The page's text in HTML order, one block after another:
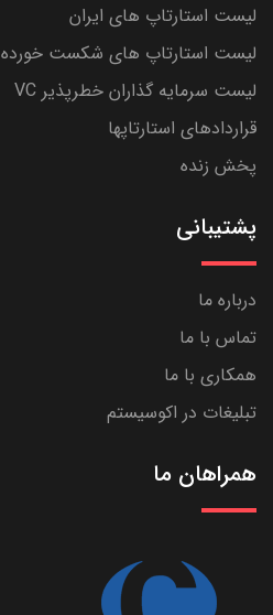
لیست استارتاپ های ایران
لیست استارتاپ های شکست خورده
لیست سرمایه گذاران خطرپذیر VC
قراردادهای استارتاپها
پخش زنده
پشتیبانی
درباره ما
تماس با ما
همکاری با ما
تبلیغات در اکوسیستم
همراهان ما